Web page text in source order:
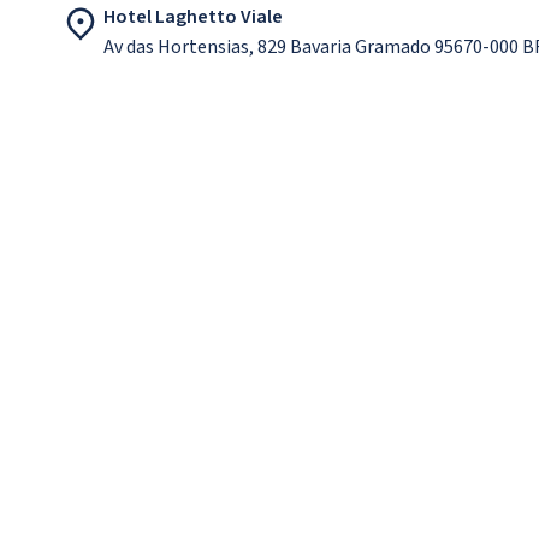
Hotel Laghetto Viale
Av das Hortensias, 829 Bavaria Gramado 95670-000